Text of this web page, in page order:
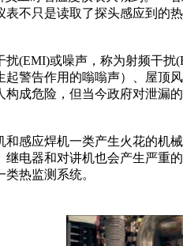
表不只是读取了探头感应到的
扰(EMI)或噪声，称为射频干
起警告作用的嗡嗡声）、屋顶
构成危险，但当今政府对泄漏
感应焊机一类产生火花的机
继电器和对讲机也会产生严重
热监测系统。